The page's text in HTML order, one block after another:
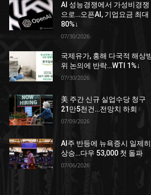
AI 성능경쟁에서 가성비경쟁
으로…오픈AI, 기업요금 최대
80%↓
07/30/2026
국제유가, 홍해 다국적 해상
위 논의에 반락…WTI 1%↓
07/30/2026
美 주간 신규 실업수당 청구
21만5천건…전망치 하회
07/09/2026
AI주 반등에 뉴욕증시 일제히
상승…다우 53,000 첫 돌파
07/06/2026